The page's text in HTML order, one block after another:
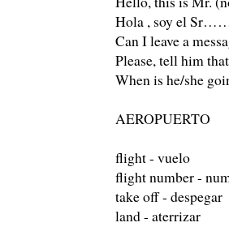
Hola , soy el
Can I leave a
Please, tell him
When is he/she
AEROPUERTO
flight - vuelo
flight number -
take off - despegar
land - aterrizar